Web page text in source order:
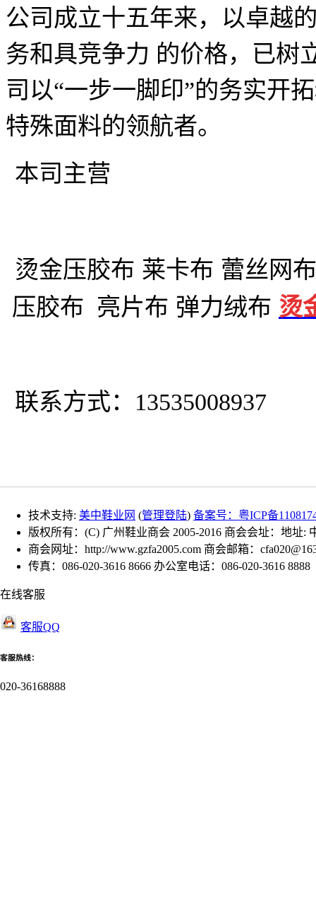
公司成立十五年来，以卓越
务和具竞争力 的价格，已树
司以“一步一脚印”的务实开
特殊面料的领航者。
本司主营
烫金压胶布 莱卡布 蕾丝网布
压胶布 亮片布 弹力绒布 烫
联系方式：13535008937
技术支持: 美中鞋业网 (管理登陆) 备案号：粤ICP备
版权所有：(C) 广州鞋业商会 2005-2016 商会会址：地址:
商会网址：http://www.gzfa2005.com 商会邮箱：
传真：086-020-3616 8666 办公室电话：086-020-3616 8888
在线客服
客服QQ
客服热线：
020-36168888